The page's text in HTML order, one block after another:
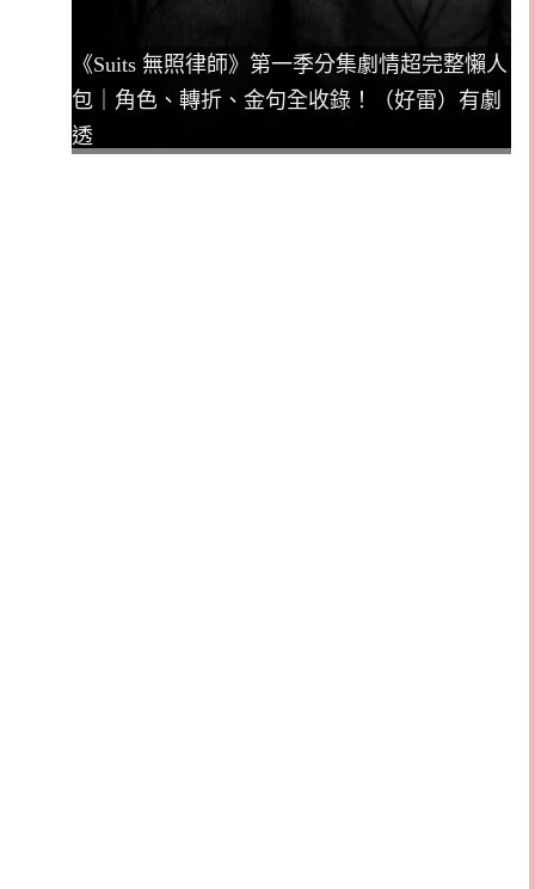
《Suits 無照律師》第一季分集劇情超完整懶人
包｜角色、轉折、金句全收錄！（好雷）有劇
透